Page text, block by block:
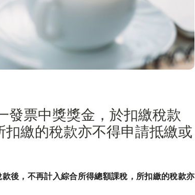
發票中獎獎金，於扣繳稅款
繳的稅款亦不得申請抵繳或
後，不再計入綜合所得總額課稅，所扣繳的稅款亦